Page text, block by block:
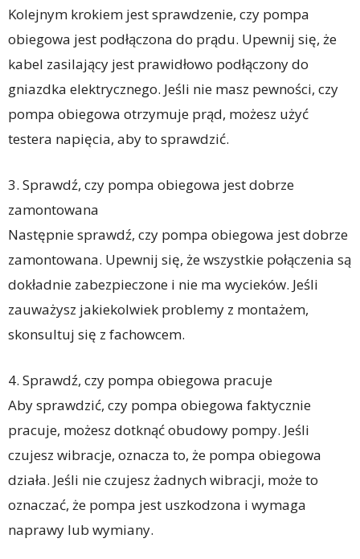
Kolejnym krokiem jest sprawdzenie, czy pompa
obiegowa jest podłączona do prądu. Upewnij się, że
kabel zasilający jest prawidłowo podłączony do
gniazdka elektrycznego. Jeśli nie masz pewności, czy
pompa obiegowa otrzymuje prąd, możesz użyć
testera napięcia, aby to sprawdzić.
3. Sprawdź, czy pompa obiegowa jest dobrze
zamontowana
Następnie sprawdź, czy pompa obiegowa jest dobrze
zamontowana. Upewnij się, że wszystkie połączenia są
dokładnie zabezpieczone i nie ma wycieków. Jeśli
zauważysz jakiekolwiek problemy z montażem,
skonsultuj się z fachowcem.
4. Sprawdź, czy pompa obiegowa pracuje
Aby sprawdzić, czy pompa obiegowa faktycznie
pracuje, możesz dotknąć obudowy pompy. Jeśli
czujesz wibracje, oznacza to, że pompa obiegowa
działa. Jeśli nie czujesz żadnych wibracji, może to
oznaczać, że pompa jest uszkodzona i wymaga
naprawy lub wymiany.